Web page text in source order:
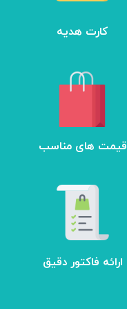
کارت هدیه
​قیمت های مناسب
ارائه فاکتور دقیق